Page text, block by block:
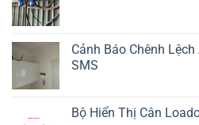
Cảnh Báo Chênh
SMS
Bộ Hiển Thị Cân